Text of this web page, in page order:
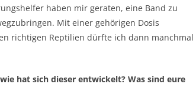
haben mir geraten, eine Band zu
Mit einer gehörigen Dosis
richtigen Reptilien dürfte ich dann manchmal
hat sich dieser entwickelt? Was sind eure